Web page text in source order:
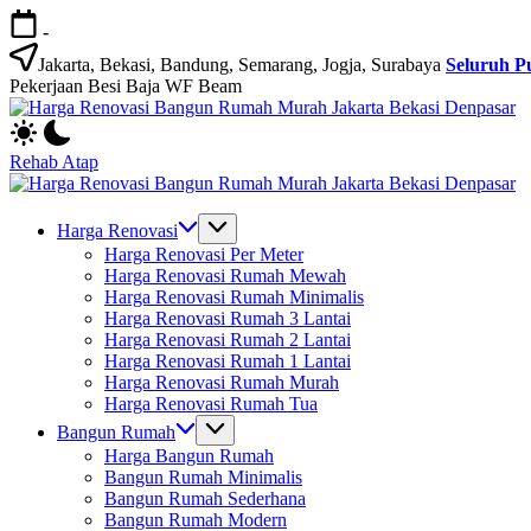
Skip
to
content
-
Jakarta, Bekasi, Bandung, Semarang, Jogja, Surabaya Seluruh
Pekerjaan Besi Baja WF Beam
Jasa
Bangun
Rumah
dan
Rumah
Rehab Atap
Bangun
Rumah
Harga Renovasi
Harga Renovasi Per Meter
Harga Renovasi Rumah Mewah
Harga Renovasi Rumah Minimalis
Harga Renovasi Rumah 3 Lantai
Harga Renovasi Rumah 2 Lantai
Harga Renovasi Rumah 1 Lantai
Harga Renovasi Rumah Murah
Harga Renovasi Rumah Tua
Bangun Rumah
Harga Bangun Rumah
Bangun Rumah Minimalis
Bangun Rumah Sederhana
Bangun Rumah Modern